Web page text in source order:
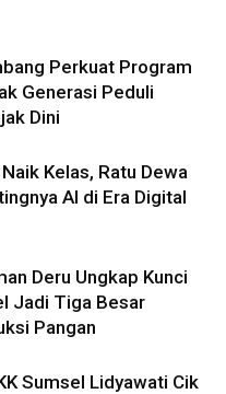
Perkuat Program
Generasi Peduli
Dini
Kelas, Ratu Dewa
AI di Era Digital
Deru Ungkap Kunci
Jadi Tiga Besar
Pangan
Sumsel Lidyawati Cik